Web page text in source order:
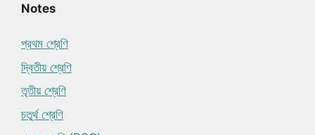
Notes
প্রথম শ্রেণি
দ্বিতীয় শ্রেণি
তৃতীয় শ্রেণি
চতুর্থ শ্রেণি